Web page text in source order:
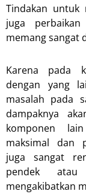
Tindakan untuk
juga
memang sangat
Karena pada
dengan yang
masalah pada
dampaknya
komponen
maksimal dan
juga sangat
pendek
mengakibatkan